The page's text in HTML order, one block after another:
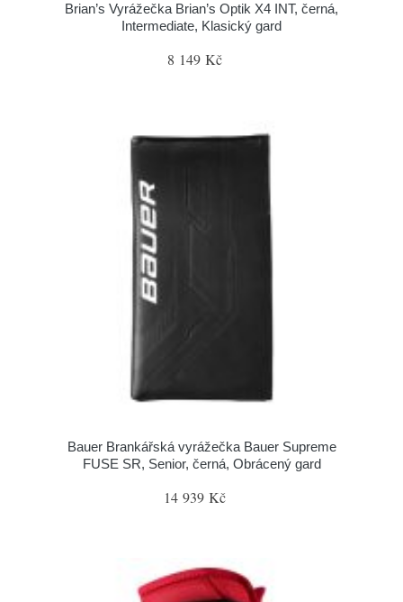
Brian’s Vyrážečka Brian’s Optik X4 INT, černá,
Intermediate, Klasický gard
8 149 Kč
Bauer Brankářská vyrážečka Bauer Supreme
FUSE SR, Senior, černá, Obrácený gard
14 939 Kč